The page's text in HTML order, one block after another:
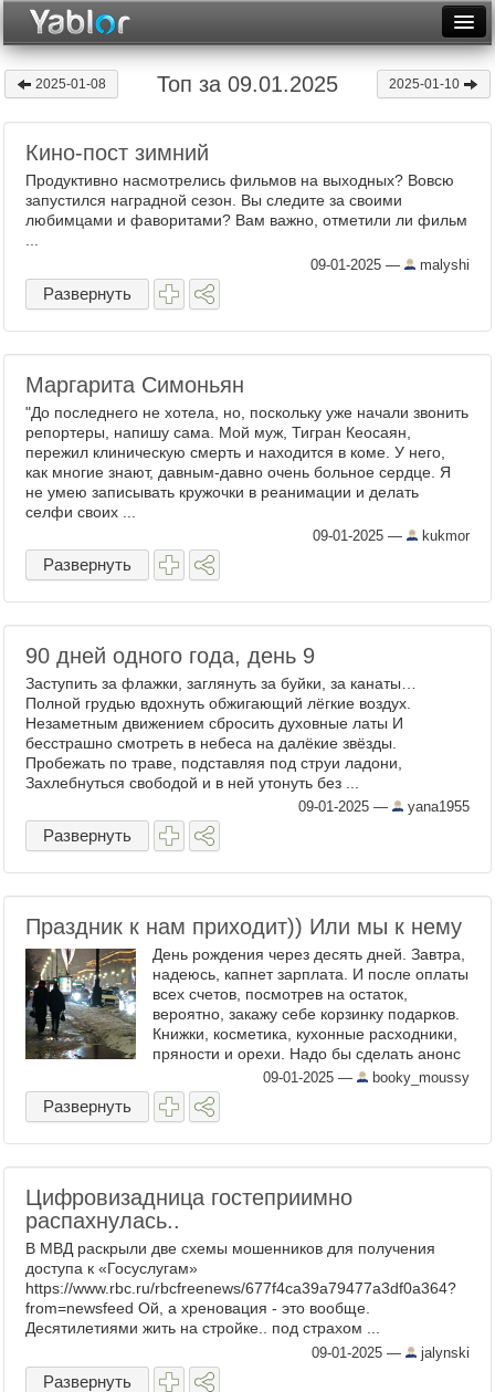
Рейтинги
Фототоп
Видеотоп
2025-01-08 Топ за 09.01.2025 2025-01-10
Кино-пост зимний
Продуктивно насмотрелись фильмов на выходных? Вовсю
запустился наградной сезон. Вы следите за своими
любимцами и фаворитами? Вам важно, отметили ли фильм
09-01-2025 — malyshi
Развернуть
Маргарита Симоньян
"До последнего не хотела, но, поскольку уже начали звонить
репортеры, напишу сама. Мой муж, Тигран Кеосаян,
пережил клиническую смерть и находится в коме. У него,
как многие знают, давным-давно очень больное сердце. Я
не умею записывать кружочки в реанимации и делать
селфи своих ...
09-01-2025 — kukmor
Развернуть
90 дней одного года, день 9
Заступить за флажки, заглянуть за буйки, за канаты…
Полной грудью вдохнуть обжигающий лёгкие воздух.
Незаметным движением сбросить духовные латы И
бесстрашно смотреть в небеса на далёкие звёзды.
Пробежать по траве, подставляя под струи ладони,
Захлебнуться свободой и в ней утонуть без ...
09-01-2025 — yana1955
Развернуть
Праздник к нам приходит)) Или мы к нему
День рождения через десять дней. Завтра,
надеюсь, капнет зарплата. И после оплаты
всех счетов, посмотрев на остаток,
вероятно, закажу себе корзинку подарков.
Книжки, косметика, кухонные расходники,
пряности и орехи. Надо бы сделать анонс
встречи в ВК, поскольку место все то же,
"Паб 78", ...
09-01-2025 — booky_moussy
Развернуть
Цифровизадница гостеприимно
распахнулась..
В МВД раскрыли две схемы мошенников для получения
доступа к «Госуслугам»
https://www.rbc.ru/rbcfreenews/677f4ca39a79477a3df0a364?
from=newsfeed Ой, а хреновация - это вообще.
Десятилетиями жить на стройке.. под страхом ...
09-01-2025 — jalynski
Развернуть